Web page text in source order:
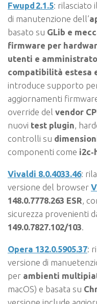
Fwupd 2.1.5: rilasciato
di manutenzione dell’
basato su GLib e
firmware per
utenti e
compatibilità estesa
introduce supporto
aggiornamenti
override del vendor
nuovi test plugin,
controlli su
componenti come
Vivaldi 8.0.4033.46:
versione del browser
148.0.7778.263 ESR,
sicurezza provenienti
149.0.7827.102/103.
Opera 132.0.5905.37:
versione di
per ambienti
macOS) e basata su